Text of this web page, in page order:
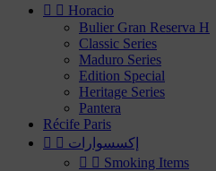
  Horacio
Bulier Gran Reserva H
Classic Series
Maduro Series
Edition Special
Heritage Series
Pantera
Récife Paris
  إكسسوارات
  Smoking Items